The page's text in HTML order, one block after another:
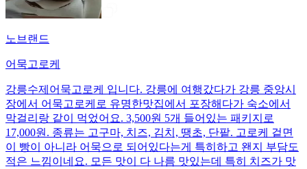
노브랜드
어묵고로케
강릉수제어묵고로케 입니다. 강릉에 여행갔다가 강릉 중앙시
장에서 어묵고로케로 유명한맛집에서 포장해다가 숙소에서
막걸리랑 같이 먹었어요. 3,500원 5개 들어있는 패키지로
17,000원. 종류는 고구마, 치즈, 김치, 땡초, 단팥. 고로케 겉면
이 빵이 아니라 어묵으로 되어있다는게 특히하고 왠지 부담도
적은 느낌이네요. 모든 맛이 다 나름 맛있는데 특히 치즈가 맛